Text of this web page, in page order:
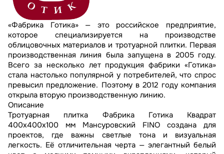
«Фабрика Готика» — это российское предприятие,
которое специализируется на производстве
облицовочных материалов и тротуарной плитки. Первая
производственная линия была запущена в 2005 году.
Всего за несколько лет продукция фабрики «Готика»
стала настолько популярной у потребителей, что спрос
превысил предложение. Поэтому в 2012 году компания
открыла вторую производственную линию.
Описание
Тротуарная плитка Фабрика Готика Квадрат
400х400х100 мм Мансуровский FINO создана для
проектов, где важны светлые тона и визуальная
легкость. Её отличительная черта — элегантный белый